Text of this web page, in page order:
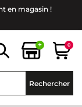
en magasin !
+ 0
Rechercher